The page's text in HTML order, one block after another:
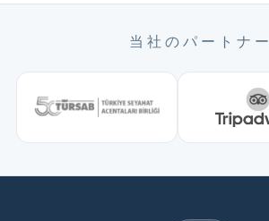
当社のパートナー